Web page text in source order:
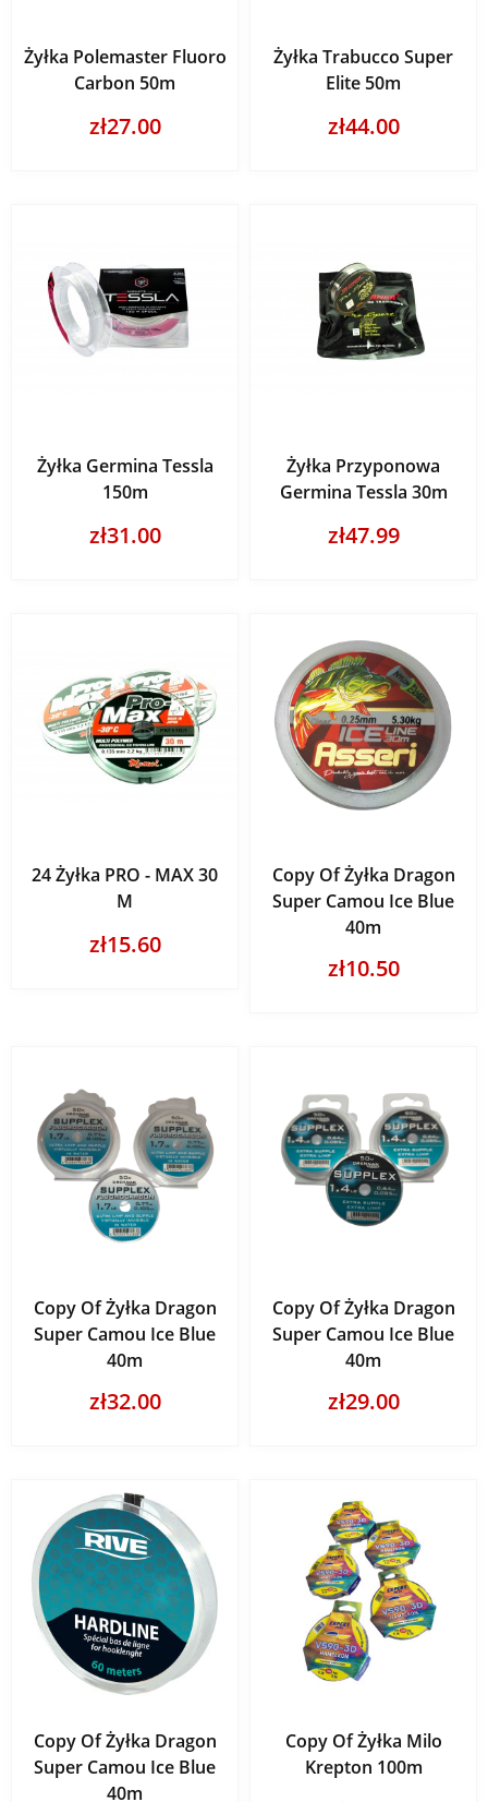
Żyłka Polemaster Fluoro
Carbon 50m
zł27.00
Żyłka Trabucco Super
Elite 50m
zł44.00
Żyłka Germina Tessla
150m
zł31.00
Żyłka Przyponowa
Germina Tessla 30m
zł47.99
24 Żyłka PRO - MAX 30
M
zł15.60
Copy Of Żyłka Dragon
Super Camou Ice Blue
40m
zł10.50
Copy Of Żyłka Dragon
Super Camou Ice Blue
40m
zł32.00
Copy Of Żyłka Dragon
Super Camou Ice Blue
40m
zł29.00
Copy Of Żyłka Dragon
Super Camou Ice Blue
40m
Copy Of Żyłka Milo
Krepton 100m